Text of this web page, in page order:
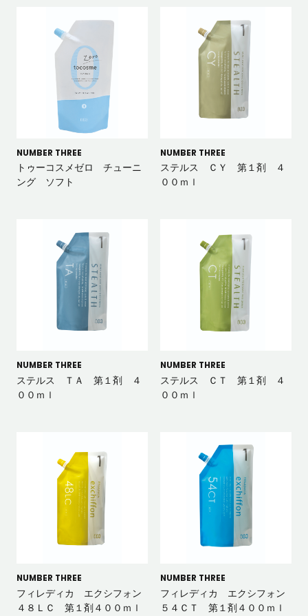
NUMBER THREE
トゥーコスメゼロ チューニ
ング ソフト
NUMBER THREE
ステルス ＣＹ 第１剤 ４
００ｍｌ
NUMBER THREE
ステルス ＴＡ 第１剤 ４
００ｍｌ
NUMBER THREE
ステルス ＣＴ 第１剤 ４
００ｍｌ
NUMBER THREE
フィレディカ エクシフォン
４８ＬＣ 第１剤４００ｍｌ
NUMBER THREE
フィレディカ エクシフォン
５４ＣＴ 第１剤４００ｍｌ